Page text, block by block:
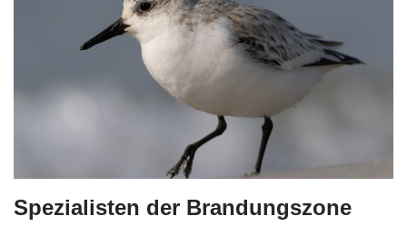
Spezialisten der Brandungszone